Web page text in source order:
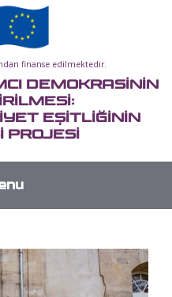
finanse edilmektedir.
DEMOKRASİNİN
EŞİTLİĞİNİN
PROJESİ